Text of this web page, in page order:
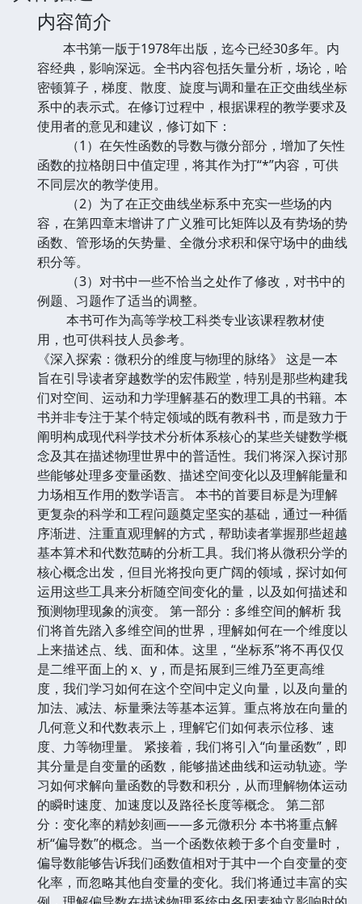
内容简介
本书第一版于1978年出版，迄今已经30多年。内
容经典，影响深远。全书内容包括矢量分析，场论，哈
密顿算子，梯度、散度、旋度与调和量在正交曲线坐标
系中的表示式。在修订过程中，根据课程的教学要求及
使用者的意见和建议，修订如下：
（1）在矢性函数的导数与微分部分，增加了矢性
函数的拉格朗日中值定理，将其作为打“*”内容，可供
不同层次的教学使用。
（2）为了在正交曲线坐标系中充实一些场的内
容，在第四章末增讲了广义雅可比矩阵以及有势场的势
函数、管形场的矢势量、全微分求积和保守场中的曲线
积分等。
（3）对书中一些不恰当之处作了修改，对书中的
例题、习题作了适当的调整。
本书可作为高等学校工科类专业该课程教材使
用，也可供科技人员参考。
《深入探索：微积分的维度与物理的脉络》 这是一本
旨在引导读者穿越数学的宏伟殿堂，特别是那些构建我
们对空间、运动和力学理解基石的数理工具的书籍。本
书并非专注于某个特定领域的既有教科书，而是致力于
阐明构成现代科学技术分析体系核心的某些关键数学概
念及其在描述物理世界中的普适性。我们将深入探讨那
些能够处理多变量函数、描述空间变化以及理解能量和
力场相互作用的数学语言。 本书的首要目标是为理解
更复杂的科学和工程问题奠定坚实的基础，通过一种循
序渐进、注重直观理解的方式，帮助读者掌握那些超越
基本算术和代数范畴的分析工具。我们将从微积分学的
核心概念出发，但目光将投向更广阔的领域，探讨如何
运用这些工具来分析随空间变化的量，以及如何描述和
预测物理现象的演变。 第一部分：多维空间的解析 我
们将首先踏入多维空间的世界，理解如何在一个维度以
上来描述点、线、面和体。这里，“坐标系”将不再仅仅
是二维平面上的 x、y，而是拓展到三维乃至更高维
度，我们学习如何在这个空间中定义向量，以及向量的
加法、减法、标量乘法等基本运算。重点将放在向量的
几何意义和代数表示上，理解它们如何表示位移、速
度、力等物理量。 紧接着，我们将引入“向量函数”，即
其分量是自变量的函数，能够描述曲线和运动轨迹。学
习如何求解向量函数的导数和积分，从而理解物体运动
的瞬时速度、加速度以及路径长度等概念。 第二部
分：变化率的精妙刻画——多元微积分 本书将重点解
析“偏导数”的概念。当一个函数依赖于多个自变量时，
偏导数能够告诉我们函数值相对于其中一个自变量的变
化率，而忽略其他自变量的变化。我们将通过丰富的实